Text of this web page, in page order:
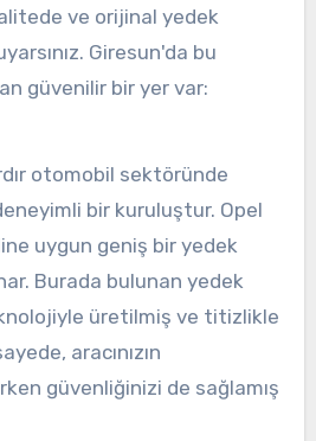
ve orijinal yedek
Giresun'da bu
güvenilir bir yer var:
otomobil sektöründe
bir kuruluştur. Opel
uygun geniş bir yedek
Burada bulunan yedek
üretilmiş ve titizlikle
aracınızın
güvenliğinizi de sağlamış